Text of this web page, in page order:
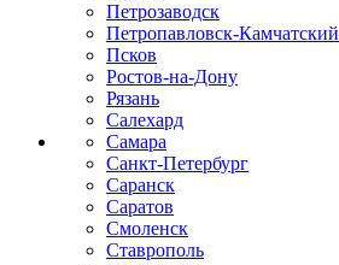
Петрозаводск
Петропавловск-Камчатский
Псков
Ростов-на-Дону
Рязань
Салехард
Самара
Санкт-Петербург
Саранск
Саратов
Смоленск
Ставрополь